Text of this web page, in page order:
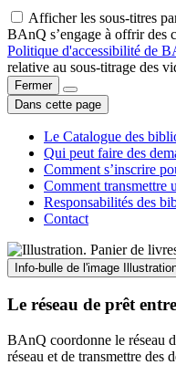
Afficher les sous-titres
BAnQ s’engage à offrir des
Politique d'accessibilité de
relative au sous-titrage des
Fermer
Dans cette page
Le Catalogue des
Qui peut faire des
Comment s’inscrire
Comment transmettre
Responsabilités des
Contact
Info-bulle de l'image
Le réseau de prêt
BAnQ coordonne le réseau
réseau et de transmettre des